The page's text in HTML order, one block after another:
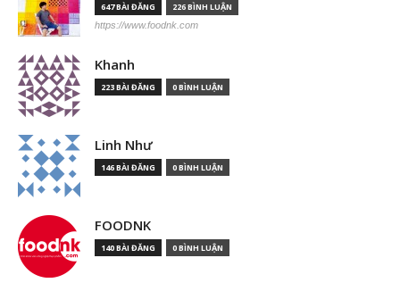
647 BÀI ĐĂNG 226 BÌNH LUẬN
https://www.foodnk.com
Khanh
223 BÀI ĐĂNG 0 BÌNH LUẬN
Linh Như
146 BÀI ĐĂNG 0 BÌNH LUẬN
FOODNK
140 BÀI ĐĂNG 0 BÌNH LUẬN